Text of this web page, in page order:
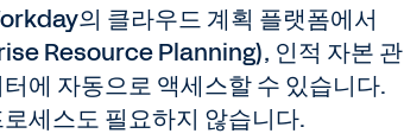
의 클라우드 계획 플랫폼에서
Resource Planning), 인적 자본 관
에 자동으로 액세스할 수 있습니다.
세스도 필요하지 않습니다.